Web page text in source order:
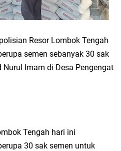
Resor Lombok Tengah
semen sebanyak 30 sak
Imam di Desa Pengengat
Tengah hari ini
30 sak semen untuk